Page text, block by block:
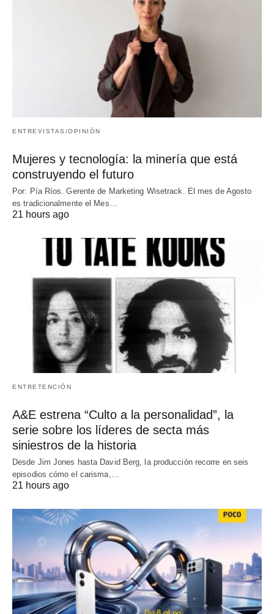
ENTREVISTAS/OPINIÓN
Mujeres y tecnología: la minería que está
construyendo el futuro
Por: Pía Ríos. Gerente de Marketing Wisetrack. El mes de Agosto
es tradicionalmente el Mes…
21 hours ago
ENTRETENCIÓN
A&E estrena “Culto a la personalidad”, la
serie sobre los líderes de secta más
siniestros de la historia
Desde Jim Jones hasta David Berg, la producción recorre en seis
episodios cómo el carisma,…
21 hours ago